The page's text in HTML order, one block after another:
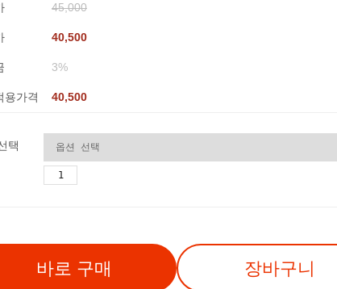
45,000
40,500
3%
용가격 40,500
택
바로 구매 장바구니